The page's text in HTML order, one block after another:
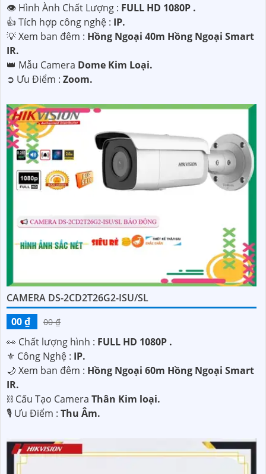
👁 Hình Ành Chất Lượng : FULL HD 1080P .
👍 Tích hợp công nghệ : IP.
💡 Xem ban đêm : Hồng Ngoại 40m Hồng Ngoại Smart
IR.
👑 Mẫu Camera Dome Kim Loại.
️➲ Ưu Điểm : Zoom.
CAMERA DS-2CD2T26G2-ISU/SL
00 ₫
00 ₫
️👀 Chất lượng hình : FULL HD 1080P .
⚜️ Công Nghệ : IP.
🌙 Xem ban đêm : Hồng Ngoại 60m Hồng Ngoại Smart
IR.
⛓ Cấu Tạo Camera Thân Kim loại.
️🎙 Ưu Điểm : Thu Âm.